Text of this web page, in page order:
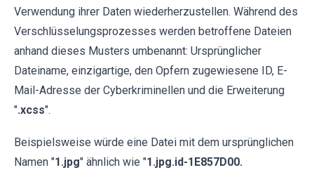
Verwendung ihrer Daten wiederherzustellen. Während des
Verschlüsselungsprozesses werden betroffene Dateien
anhand dieses Musters umbenannt: Ursprünglicher
Dateiname, einzigartige, den Opfern zugewiesene ID, E-
Mail-Adresse der Cyberkriminellen und die Erweiterung
".xcss".
Beispielsweise würde eine Datei mit dem ursprünglichen
Namen "1.jpg" ähnlich wie "1.jpg.id-1E857D00.